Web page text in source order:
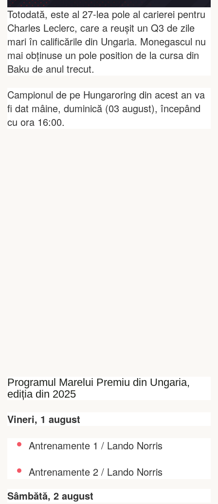
Totodată, este al 27-lea pole al carierei pentru
Charles Leclerc, care a reușit un Q3 de zile
mari în calificările din Ungaria. Monegascul nu
mai obținuse un pole position de la cursa din
Baku de anul trecut.
Campionul de pe Hungaroring din acest an va
fi dat mâine, duminică (03 august), începând
cu ora 16:00.
Programul Marelui Premiu din Ungaria,
ediția din 2025
Vineri, 1 august
Antrenamente 1 / Lando Norris
Antrenamente 2 / Lando Norris
Sâmbătă, 2 august